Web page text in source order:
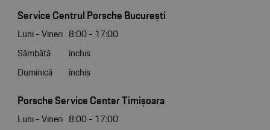
Service Centrul Porsche București
Luni - Vineri 8:00 - 17:00
Sâmbătă
închis
Duminică
închis
Porsche Service Center Timișoara
Luni - Vineri 8:00 - 17:00